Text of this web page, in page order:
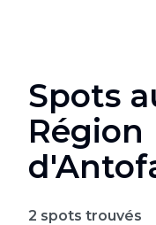
Spots
Région
2 spots trouvés